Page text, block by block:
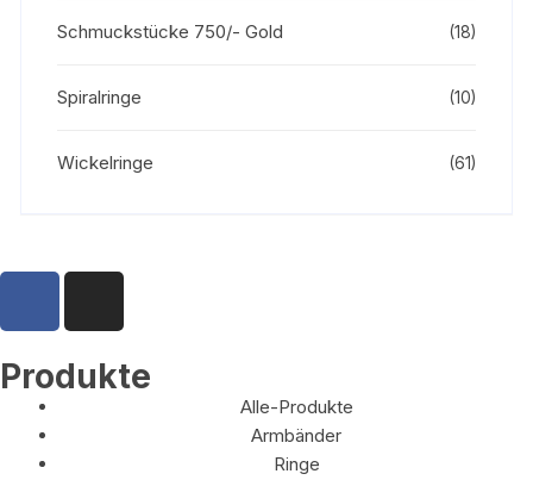
Schmuckstücke 750/- Gold (18)
Spiralringe (10)
Wickelringe (61)
Produkte
Alle-Produkte
Armbänder
Ringe